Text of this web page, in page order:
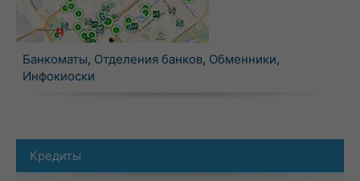
Банкоматы, Отделения банков, Обменники,
Инфокиоски
Кредиты